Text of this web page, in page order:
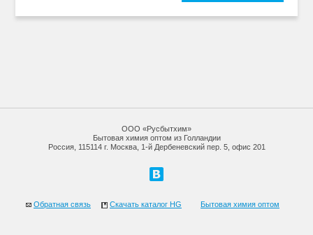
ООО «Русбытхим»
Бытовая химия оптом из Голландии
Россия, 115114 г. Москва, 1-й Дербеневский пер. 5, офис 201
Обратная связь Скачать каталог HG Бытовая химия оптом